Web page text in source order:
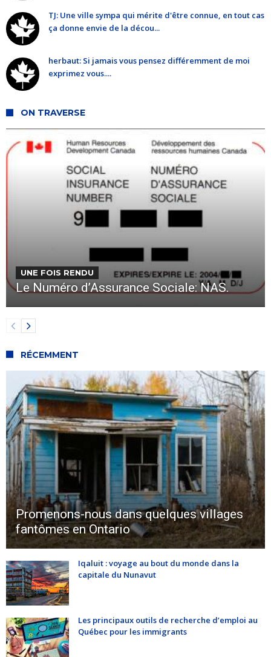
TJ: Une ville sympa qui mérite d'être connue, en tout cas
ça donne envie de la décou...
herbaut: Si jamais vous pensez différemment de moi
exprimez vous....
ON TRAVERSE
UNE FOIS RENDU
Le Numéro d’Assurance Sociale: NAS.
RÉCEMMENT
Promenons-nous dans quelques villages
fantômes en Ontario
Iqaluit : voyage au bout du monde dans la
capitale du Nunavut
Les principaux outils de recherche d’emploi au
Québec pour les immigrants